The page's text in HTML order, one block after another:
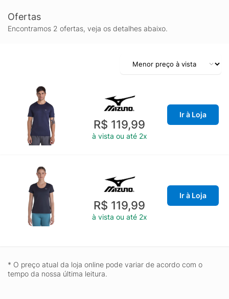
Ofertas
Encontramos 2 ofertas, veja os detalhes abaixo.
R$ 119,99
à vista ou até 2x
Ir à Loja
R$ 119,99
à vista ou até 2x
Ir à Loja
* O preço atual da loja online pode variar de acordo com o
tempo da nossa última leitura.